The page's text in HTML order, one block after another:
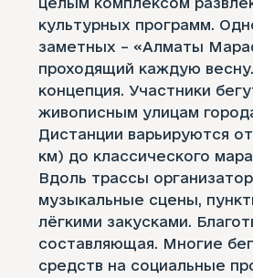
культурных программ.
заметных – «Алматы
проходящий каждую
концепция. Участники
живописным улицам
Дистанции варьируются
км) до классического
Вдоль трассы
музыкальные сцены,
лёгкими закусками.
составляющая. Многие
средств на социальные